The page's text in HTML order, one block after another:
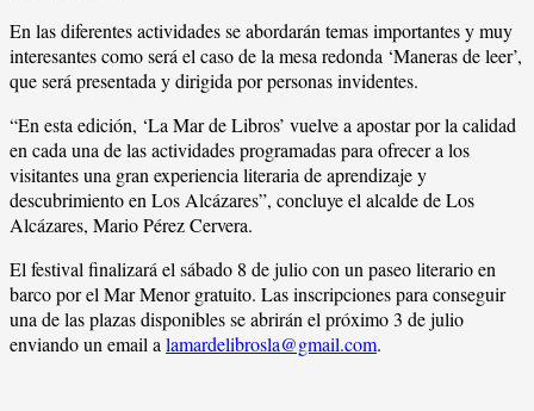
En las diferentes actividades se abordarán temas importantes y muy
interesantes como será el caso de la mesa redonda ‘Maneras de leer’,
que será presentada y dirigida por personas invidentes.
“En esta edición, ‘La Mar de Libros’ vuelve a apostar por la calidad
en cada una de las actividades programadas para ofrecer a los
visitantes una gran experiencia literaria de aprendizaje y
descubrimiento en Los Alcázares”, concluye el alcalde de Los
Alcázares, Mario Pérez Cervera.
El festival finalizará el sábado 8 de julio con un paseo literario en
barco por el Mar Menor gratuito. Las inscripciones para conseguir
una de las plazas disponibles se abrirán el próximo 3 de julio
enviando un email a lamardelibrosla@gmail.com.